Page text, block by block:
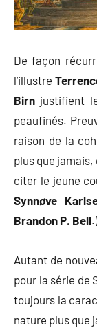
De façon
l’illustre
Birn justifient
peaufinés.
raison de la
plus que
citer le jeune
Synnøve
Brandon P. Bell.)
Autant de
pour la série de
toujours la
nature plus que